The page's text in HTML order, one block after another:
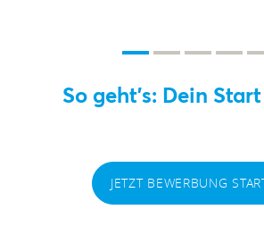
So geht's: Dein
JETZT BEWERBUNG